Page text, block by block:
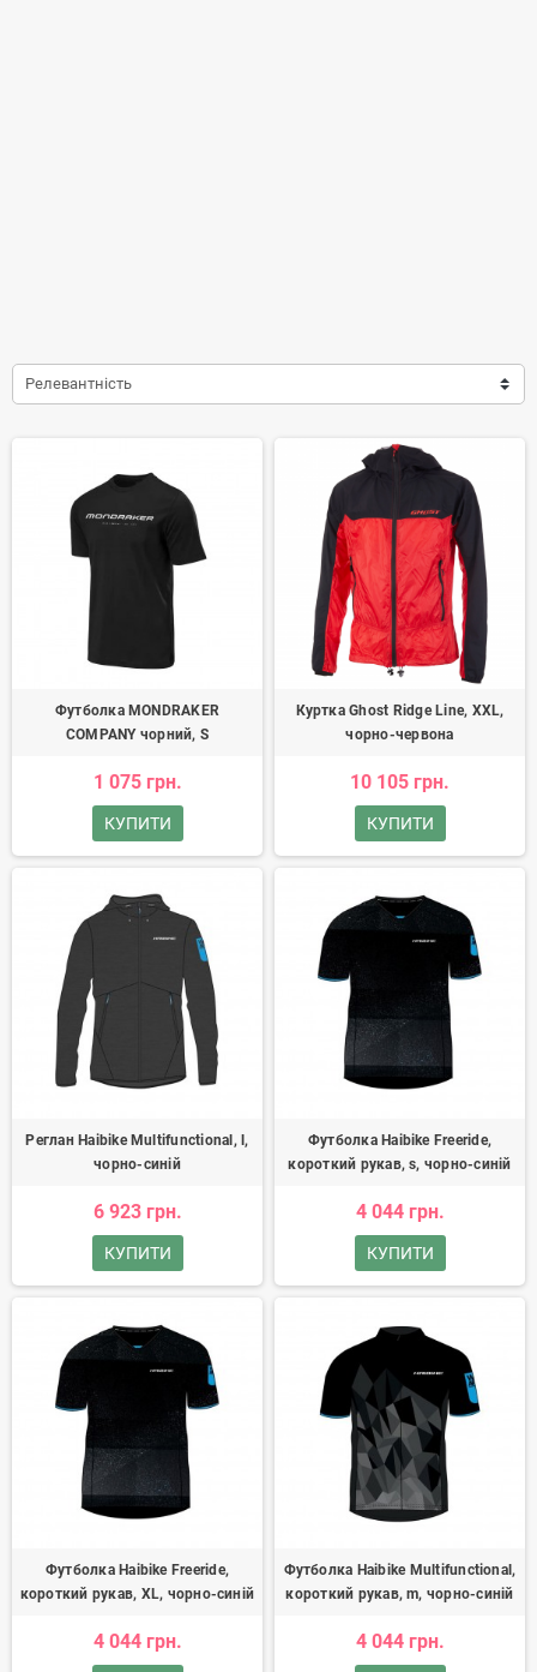
Релевантність
Футболка MONDRAKER
COMPANY чорний, S
1 075 грн.
КУПИТИ
Куртка Ghost Ridge Line, XXL,
чорно-червона
10 105 грн.
КУПИТИ
Реглан Haibike Multifunctional, l,
чорно-синій
6 923 грн.
КУПИТИ
Футболка Haibike Freeride,
короткий рукав, s, чорно-синій
4 044 грн.
КУПИТИ
Футболка Haibike Freeride,
короткий рукав, XL, чорно-синій
4 044 грн.
Футболка Haibike Multifunctional,
короткий рукав, m, чорно-синій
4 044 грн.